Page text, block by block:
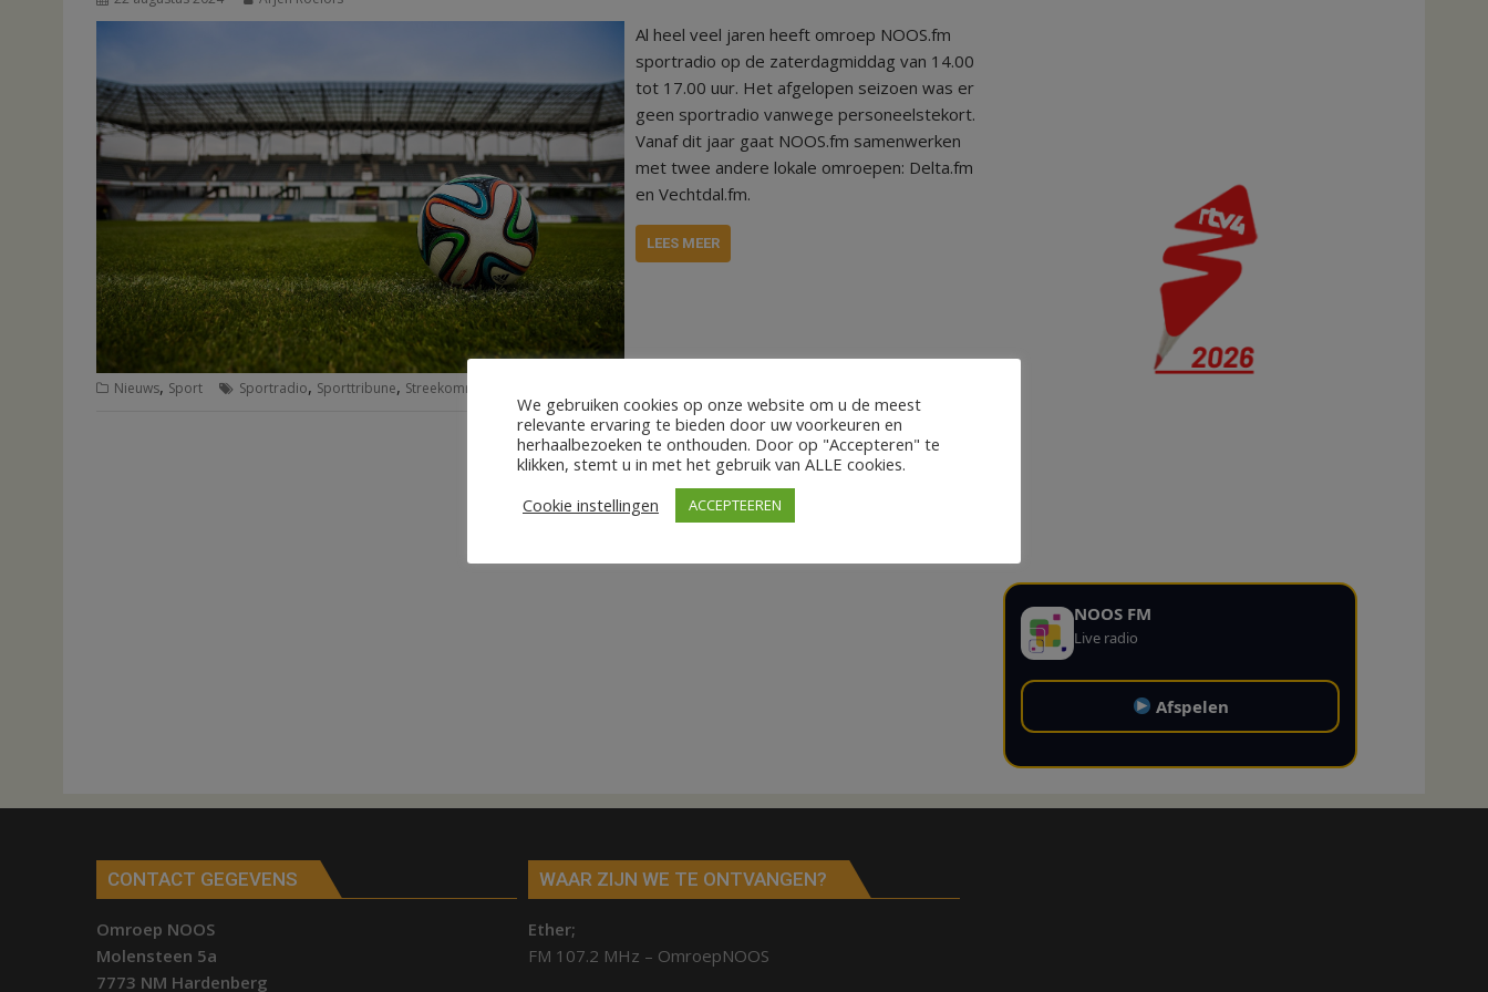
Al heel veel jaren heeft omroep NOOS.fm
sportradio op de zaterdagmiddag van 14.00
tot 17.00 uur. Het afgelopen seizoen was er
geen sportradio vanwege personeelstekort.
Vanaf dit jaar gaat NOOS.fm samenwerken
met twee andere lokale omroepen: Delta.fm
en Vechtdal.fm.
LEES MEER
Nieuws, Sport Sportradio, Sporttribune, Streekomroep
NOOS FM
Live radio
Afspelen
CONTACT GEGEVENS
Omroep NOOS
Molensteen 5a
7773 NM Hardenberg
WAAR ZIJN WE TE ONTVANGEN?
Ether;
FM 107.2 MHz – OmroepNOOS
We gebruiken cookies op onze website om u de meest
relevante ervaring te bieden door uw voorkeuren en
herhaalbezoeken te onthouden. Door op "Accepteren" te
klikken, stemt u in met het gebruik van ALLE cookies.
Cookie instellingen
ACCEPTEEREN